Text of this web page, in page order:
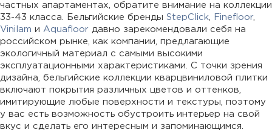
частных апартаментах, обратите внимание на коллекции
33-43 класса. Бельгийские бренды StepClick Finefloor,
Vinilam и Aquafloor давно зарекомендовали себя на
российском рынке, как компании, предлагающие
экологичный материал с самыми высокими
эксплуатационными характеристиками. С точки зрения
дизайна, бельгийские коллекции кварцвиниловой плитки
включают покрытия различных цветов и оттенков,
имитирующие любые поверхности и текстуры, поэтому
у вас есть возможность обустроить интерьер на свой
вкус и сделать его интересным и запоминающимся.